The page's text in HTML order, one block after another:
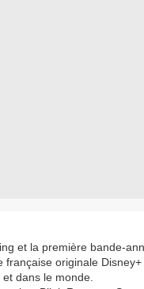
et la première bande-
française originale
dans le monde.